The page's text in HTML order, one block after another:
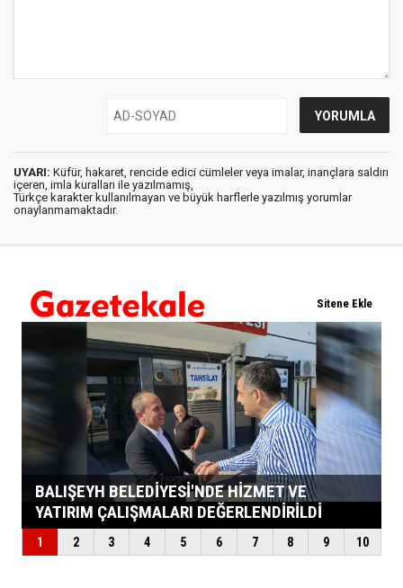
UYARI: Küfür, hakaret, rencide edici cümleler veya imalar, inançlara saldırı
içeren, imla kuralları ile yazılmamış,
Türkçe karakter kullanılmayan ve büyük harflerle yazılmış yorumlar
onaylanmamaktadır.